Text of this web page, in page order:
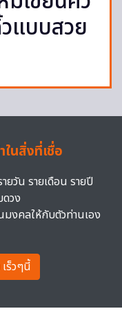
วแบบสวย
นสิ่งที่เชื่อ
ยวัน รายเดือน รายปี
วง
มงคลให้กับตัวท่านเอง
ร็วๆนี้